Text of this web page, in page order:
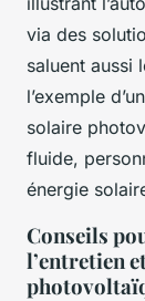
via des
saluent aussi
l’exemple
solaire
fluide,
énergie
Conseils
l’entretien